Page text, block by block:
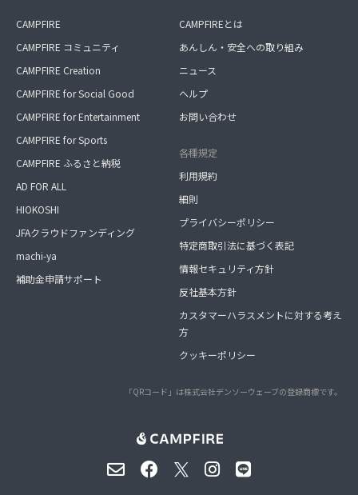
CAMPFIRE
CAMPFIRE コミュニティ
CAMPFIRE Creation
CAMPFIRE for Social Good
CAMPFIRE for Entertainment
CAMPFIRE for Sports
CAMPFIRE ふるさと納税
AD FOR ALL
HIOKOSHI
JFAクラウドファンディング
machi-ya
補助金申請サポート
CAMPFIREとは
あんしん・安全への取り組み
ニュース
ヘルプ
お問い合わせ
各種規定
利用規約
細則
プライバシーポリシー
特定商取引法に基づく表記
情報セキュリティ方針
反社基本方針
カスタマーハラスメントに対する考え
方
クッキーポリシー
「QRコード」は株式会社デンソーウェーブの登録商標です。